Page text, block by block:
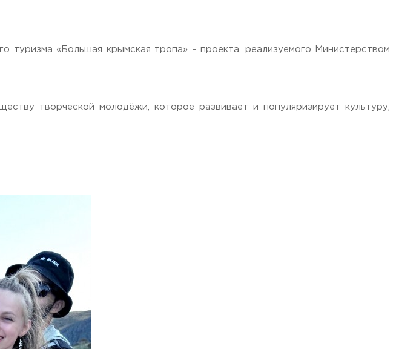
«Большая крымская тропа» – проекта, реализуемого Министерством
творческой молодёжи, которое развивает и популяризирует культуру,